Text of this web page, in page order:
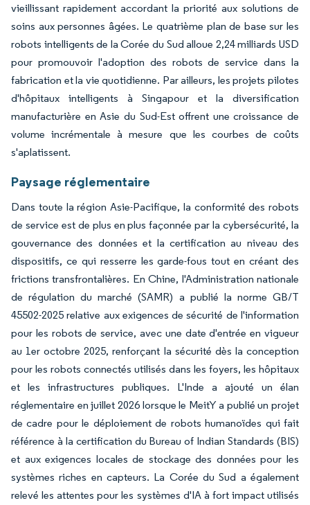
vieillissant rapidement accordant la priorité aux solutions de
soins aux personnes âgées. Le quatrième plan de base sur les
robots intelligents de la Corée du Sud alloue 2,24 milliards USD
pour promouvoir l'adoption des robots de service dans la
fabrication et la vie quotidienne. Par ailleurs, les projets pilotes
d'hôpitaux intelligents à Singapour et la diversification
manufacturière en Asie du Sud-Est offrent une croissance de
volume incrémentale à mesure que les courbes de coûts
s'aplatissent.
Paysage réglementaire
Dans toute la région Asie-Pacifique, la conformité des robots
de service est de plus en plus façonnée par la cybersécurité, la
gouvernance des données et la certification au niveau des
dispositifs, ce qui resserre les garde-fous tout en créant des
frictions transfrontalières. En Chine, l'Administration nationale
de régulation du marché (SAMR) a publié la norme GB/T
45502-2025 relative aux exigences de sécurité de l'information
pour les robots de service, avec une date d'entrée en vigueur
au 1er octobre 2025, renforçant la sécurité dès la conception
pour les robots connectés utilisés dans les foyers, les hôpitaux
et les infrastructures publiques. L'Inde a ajouté un élan
réglementaire en juillet 2026 lorsque le MeitY a publié un projet
de cadre pour le déploiement de robots humanoïdes qui fait
référence à la certification du Bureau of Indian Standards (BIS)
et aux exigences locales de stockage des données pour les
systèmes riches en capteurs. La Corée du Sud a également
relevé les attentes pour les systèmes d'IA à fort impact utilisés